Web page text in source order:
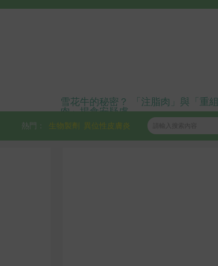
雪花牛的秘密？ 「注脂肉」與「重
肉」揭食安疑慮
異位性皮膚炎
生物製劑
熱門：